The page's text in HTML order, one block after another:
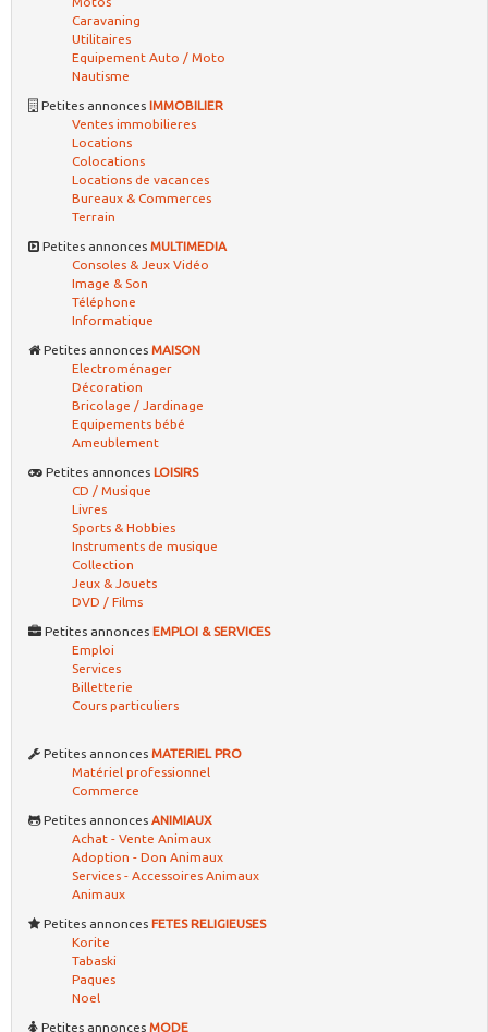
Caravaning
Utilitaires
Equipement Auto / Moto
Nautisme
Petites annonces IMMOBILIER
Ventes immobilieres
Locations
Colocations
Locations de vacances
Bureaux & Commerces
Terrain
Petites annonces MULTIMEDIA
Consoles & Jeux Vidéo
Image & Son
Téléphone
Informatique
Petites annonces MAISON
Electroménager
Décoration
Bricolage / Jardinage
Equipements bébé
Ameublement
Petites annonces LOISIRS
CD / Musique
Livres
Sports & Hobbies
Instruments de musique
Collection
Jeux & Jouets
DVD / Films
Petites annonces EMPLOI & SERVICES
Emploi
Services
Billetterie
Cours particuliers
Petites annonces MATERIEL PRO
Matériel professionnel
Commerce
Petites annonces ANIMIAUX
Achat - Vente Animaux
Adoption - Don Animaux
Services - Accessoires Animaux
Animaux
Petites annonces FETES RELIGIEUSES
Korite
Tabaski
Paques
Noel
Petites annonces MODE